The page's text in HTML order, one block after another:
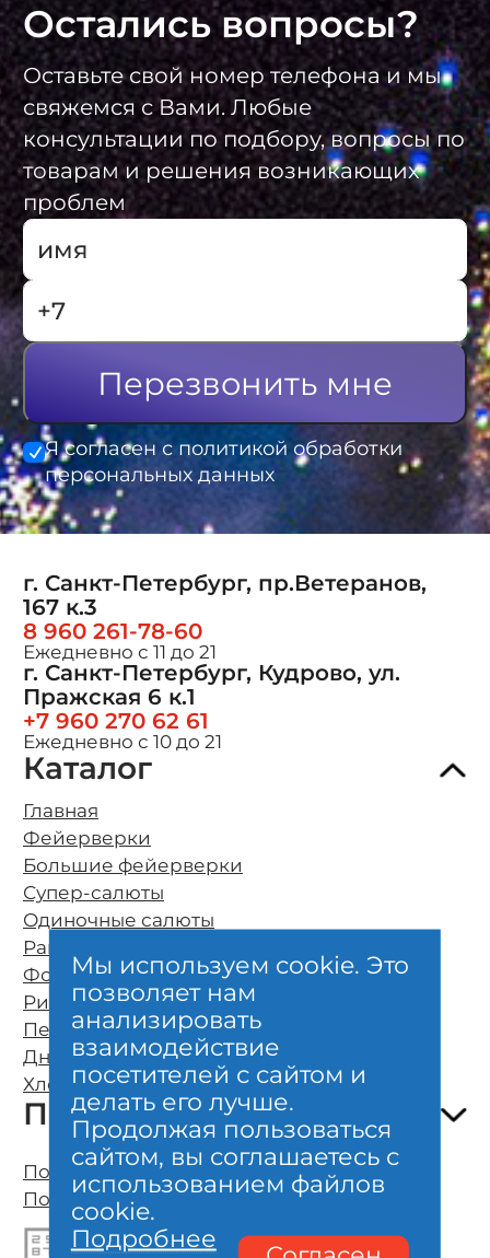
Остались вопросы?
Оставьте свой номер телефона и мы
свяжемся с Вами. Любые
консультации по подбору, вопросы по
товарам и решения возникающих
проблем
Перезвонить мне
Я согласен с политикой обработки
персональных данных
г. Санкт-Петербург, пр.Ветеранов,
167 к.3
8 960 261-78-60
Ежедневно с 11 до 21
г. Санкт-Петербург, Кудрово, ул.
Пражская 6 к.1
+7 960 270 62 61
Ежедневно с 10 до 21
Каталог
Главная
Фейерверки
Большие фейерверки
Супер-салюты
Одиночные салюты
Ракеты
Фонтаны
Римские свечи
Петарды
Дневные фейерверки
Хлопушки и бенгальские свечи
Покупателям
О компании
Оплата и бесплатная доставка
Возврат и обмен
Безопасность
Гарантии качества
Отзывы клиентов
Полезно знать о фейерверках
Организация фейерверк шоу
Личный кабинет, карта
Акции, новости, сертификаты
Политика конфиденциальности
Пользовательское соглашение
Мы используем cookie. Это
позволяет нам
анализировать
взаимодействие
посетителей с сайтом и
делать его лучше.
Продолжая пользоваться
сайтом, вы соглашаетесь с
использованием файлов
cookie.
Подробнее